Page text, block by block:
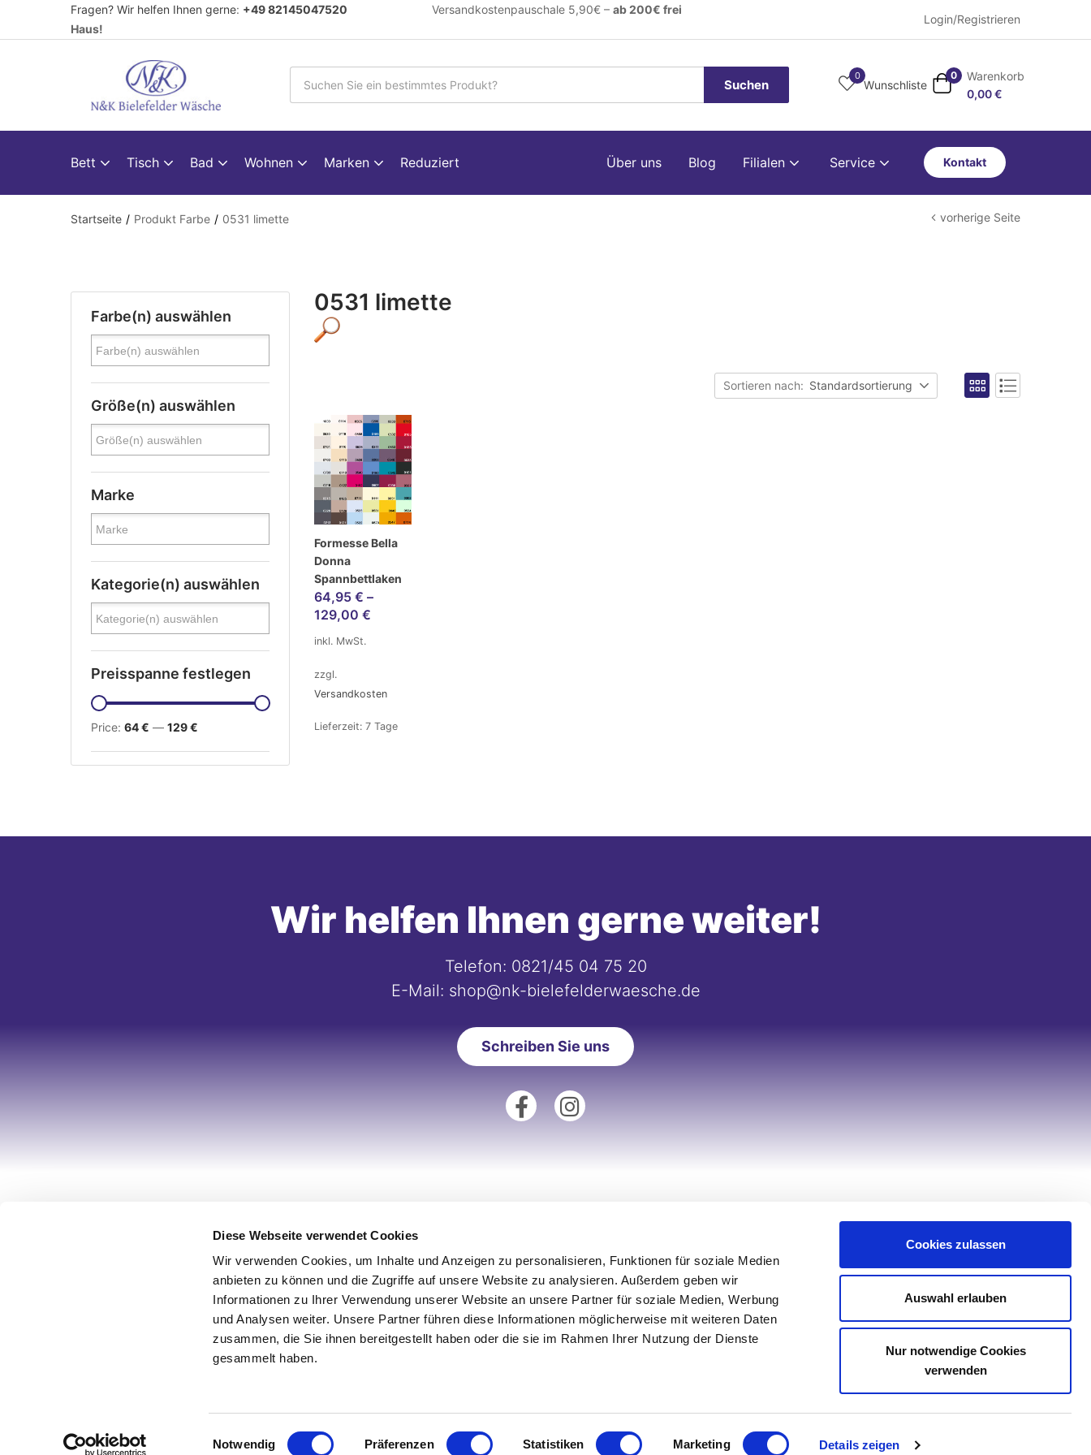
Diese Webseite verwendet Cookies
Wir verwenden Cookies, um Inhalte und Anzeigen zu personalisieren, Funktionen für soziale Medien
anbieten zu können und die Zugriffe auf unsere Website zu analysieren. Außerdem geben wir
Informationen zu Ihrer Verwendung unserer Website an unsere Partner für soziale Medien, Werbung
und Analysen weiter. Unsere Partner führen diese Informationen möglicherweise mit weiteren Daten
zusammen, die Sie ihnen bereitgestellt haben oder die sie im Rahmen Ihrer Nutzung der Dienste
gesammelt haben.
Einwilligungsauswahl
Notwendig Präferenzen Statistiken Marketing Details zeigen
Cookies zulassen
Auswahl erlauben
Nur notwendige Cookies
verwenden
Fragen? Wir helfen Ihnen gerne: +49 82145047520 Versandkostenpauschale 5,90€ – ab 200€ frei
Haus!
Login/Registrieren
Suchen
0
Wunschliste
0
Warenkorb
0,00€
Bett Tisch Bad Wohnen Marken Reduziert Über uns Blog Filialen Service Kontakt
Startseite Produkt Farbe 0531 limette vorherige Seite
Farbe(n) auswählen
Größe(n) auswählen
Marke
Kategorie(n) auswählen
Preisspanne festlegen
Price: 64 € — 129 €
0531 limette
Sortieren nach: Standardsortierung
Formesse Bella
Donna
Spannbettlaken
64,95 € –
129,00 €
inkl. MwSt.
zzgl.
Versandkosten
Lieferzeit: 7 Tage
Wir helfen Ihnen gerne weiter!
Telefon: 0821/45 04 75 20
E-Mail: shop@nk-bielefelderwaesche.de
Schreiben Sie uns
AGB / Widerrufsrecht
Datenschutz
Vertrag widerrufen
Standort Köln
Standort Münster
Standort Ulm
Service
Sonderanfertigung Tischwäsche
Sonderanfertigung Spannbettlaken